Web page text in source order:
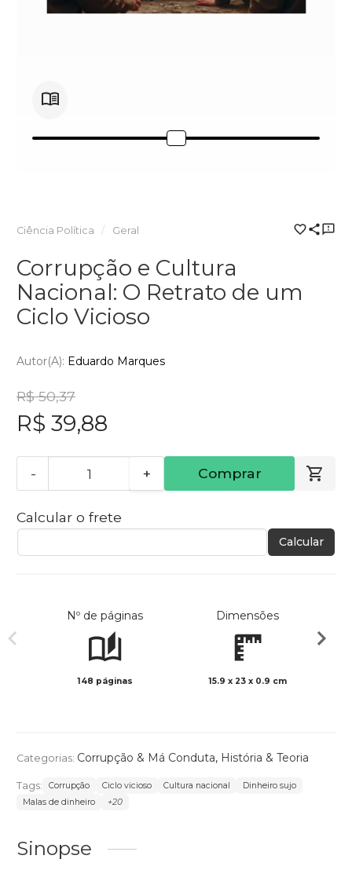
Ciência Política Geral
Corrupção e Cultura
Nacional: O Retrato de um
Ciclo Vicioso
Autor(a): Eduardo Marques
R$ 50,37
R$ 39,88
- + Comprar
Calcular o frete
Calcular
Nº de páginas
148 páginas
Dimensões
15.9 x 23 x 0.9 cm
Categorias: Corrupção & Má Conduta, História & Teoria
Tags: Corrupção Ciclo vicioso Cultura nacional
Dinheiro sujo
Malas de dinheiro
+20
Sinopse